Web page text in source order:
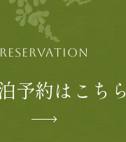
予約はこちら
RESERVATION